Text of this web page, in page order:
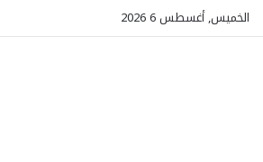
الخميس, أغسطس 6 2026